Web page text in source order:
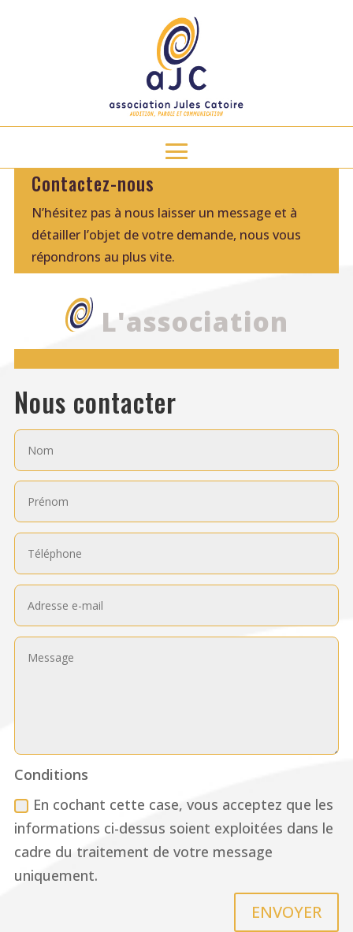
Contactez-nous
N’hésitez pas à nous laisser un message et à
détailler l’objet de votre demande, nous vous
répondrons au plus vite.
L'association
Nous contacter
Conditions
En cochant cette case, vous acceptez que les
informations ci-dessus soient exploitées dans le
cadre du traitement de votre message
uniquement.
ENVOYER